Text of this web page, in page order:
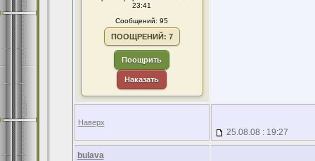
23:41
Сообщений: 95
ПООЩРЕНИЙ: 7
Поощрить
Наказать
Наверх
25.08.08 : 19:27
bulava